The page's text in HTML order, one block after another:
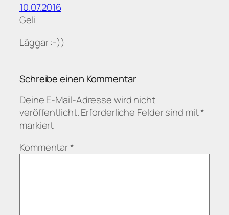
10.07.2016
Geli
Läggar :-))
Schreibe einen Kommentar
Deine E-Mail-Adresse wird nicht
veröffentlicht.Erforderliche Felder sind mit*
markiert
Kommentar*